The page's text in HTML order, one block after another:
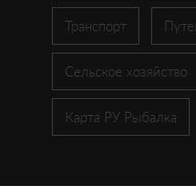
Транспорт
Сельское хозяйство
Карта РУ Рыбалка